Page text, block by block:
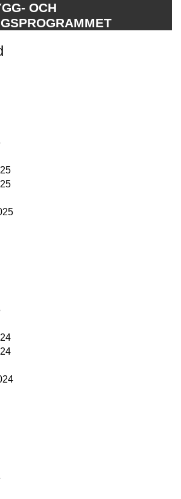
OCH